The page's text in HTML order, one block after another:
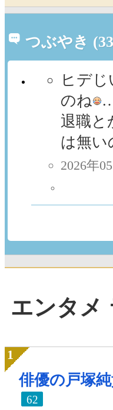
つぶやき
ヒデ
のね
退職と
は無い
2026年
エンタメ
俳優の戸塚
62